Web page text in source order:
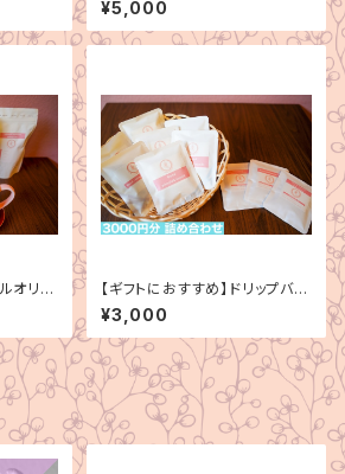
¥5,000
オリジ
）
【ギフトにおすすめ】ドリップバッ
ク詰め合わせ（3000円分）
¥3,000